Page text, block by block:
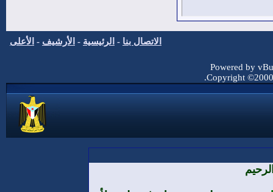
الاتصال بنا - الرئيسية - الأرشيف - الأعلى
Powered by
Copyright